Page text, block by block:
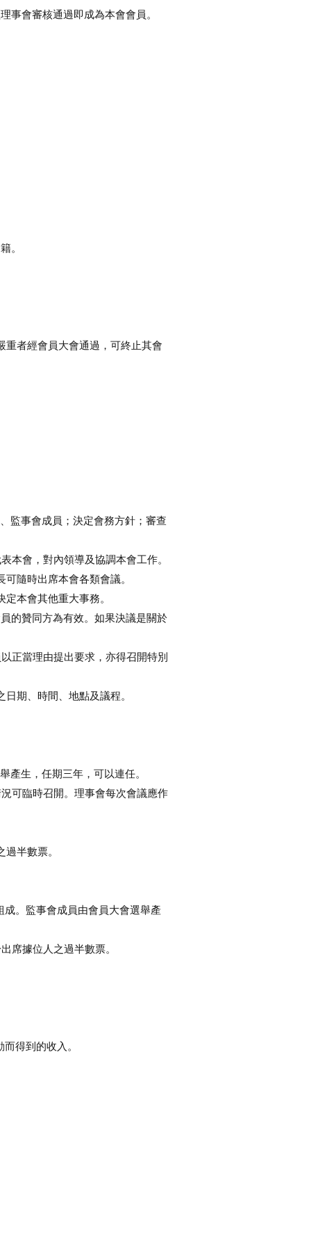
事會審核通過即成為本會會員。
。
重者經會員大會通過，可終止其會
監事會成員；決定會務方針；審查
本會，對內領導及協調本會工作。
隨時出席本會各類會議。
本會其他重大事務。
的贊同方為有效。如果決議是關於
正當理由提出要求，亦得召開特別
期、時間、地點及議程。
產生，任期三年，可以連任。
可臨時召開。理事會每次會議應作
半數票。
成。監事會成員由會員大會選舉產
席據位人之過半數票。
得到的收入。